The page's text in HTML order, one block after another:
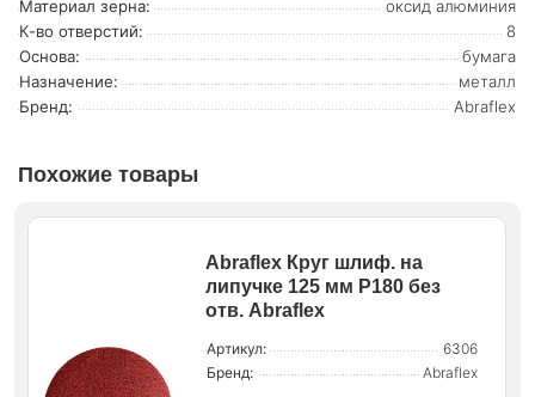
Материал зерна:
оксид алюминия
К-во отверстий:
8
Основа:
бумага
Назначение:
металл
Бренд:
Abraflex
Похожие товары
Abraflex Круг шлиф. на
липучке 125 мм P180 без
отв. Abraflex
Артикул:
6306
Бренд:
Abraflex